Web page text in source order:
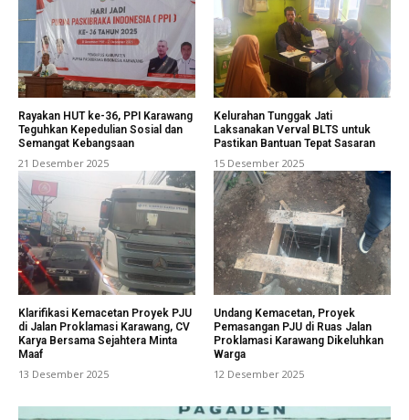
Rayakan HUT ke-36, PPI Karawang
Teguhkan Kepedulian Sosial dan
Semangat Kebangsaan
21 Desember 2025
Kelurahan Tunggak Jati
Laksanakan Verval BLTS untuk
Pastikan Bantuan Tepat Sasaran
15 Desember 2025
Klarifikasi Kemacetan Proyek PJU
di Jalan Proklamasi Karawang, CV
Karya Bersama Sejahtera Minta
Maaf
13 Desember 2025
Undang Kemacetan, Proyek
Pemasangan PJU di Ruas Jalan
Proklamasi Karawang Dikeluhkan
Warga
12 Desember 2025